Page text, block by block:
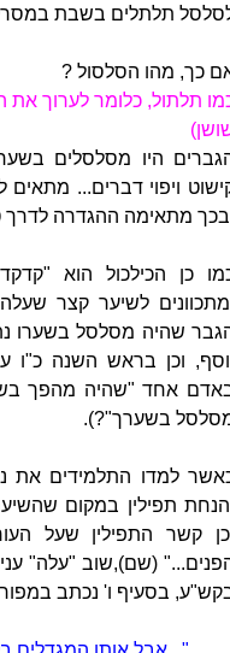
תלתלים בשבת
כך, מהו הסלסול ?
תלתול, כלומר לערוך את
היו מסלסלים
ויפוי דברים... מתאים
מתאימה ההגדרה לדרך
כן הכילכול הוא
לשיער קצר
שהיה מסלסל בשערו
וכן בראש השנה
אחד "שהיה מהפך
בשערך"?).
למדו התלמידים את
תפילין במקום
קשר התפילין שעל
(שם),שוב "עלה"
בסעיף ו' נכתב